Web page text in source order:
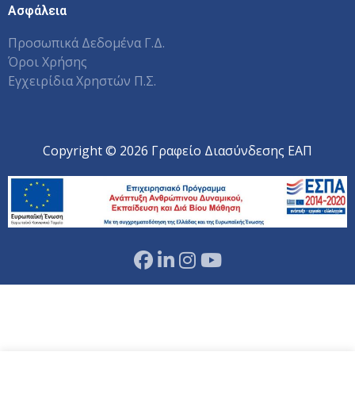
Ασφάλεια
Προσωπικά Δεδομένα Γ.Δ.
Όροι Χρήσης
Εγχειρίδια Χρηστών Π.Σ.
Copyright © 2026 Γραφείο Διασύνδεσης ΕΑΠ